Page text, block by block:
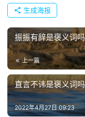
生成海报
振振有辞是褒义词
上一篇
直言不讳是褒义词
2022年4月27日 09:23